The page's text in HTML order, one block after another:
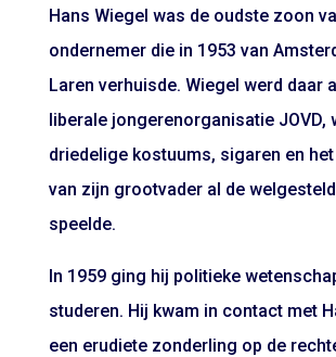
Hans Wiegel was de oudste zoon
ondernemer die in 1953 van
Laren verhuisde. Wiegel werd daar
liberale jongerenorganisatie JOVD,
driedelige kostuums, sigaren en
van zijn grootvader al de
speelde.
In 1959 ging hij politieke
studeren. Hij kwam in contact met
een erudiete zonderling op de